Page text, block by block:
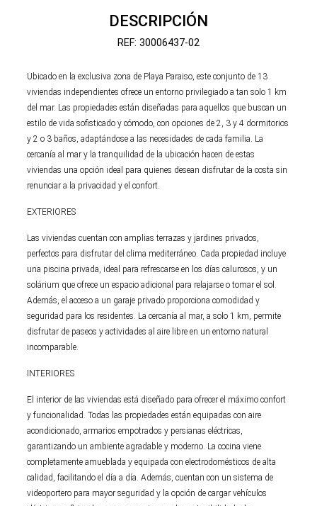
DESCRIPCIÓN
REF: 30006437-02
Ubicado en la exclusiva zona de Playa Paraiso, este conjunto de 13
viviendas independientes ofrece un entorno privilegiado a tan solo 1 km
del mar. Las propiedades están diseñadas para aquellos que buscan un
estilo de vida sofisticado y cómodo, con opciones de 2, 3 y 4 dormitorios
y 2 o 3 baños, adaptándose a las necesidades de cada familia. La
cercanía al mar y la tranquilidad de la ubicación hacen de estas
viviendas una opción ideal para quienes desean disfrutar de la costa sin
renunciar a la privacidad y el confort.
EXTERIORES
Las viviendas cuentan con amplias terrazas y jardines privados,
perfectos para disfrutar del clima mediterráneo. Cada propiedad incluye
una piscina privada, ideal para refrescarse en los días calurosos, y un
solárium que ofrece un espacio adicional para relajarse o tomar el sol.
Además, el acceso a un garaje privado proporciona comodidad y
seguridad para los residentes. La cercanía al mar, a solo 1 km, permite
disfrutar de paseos y actividades al aire libre en un entorno natural
incomparable.
INTERIORES
El interior de las viviendas está diseñado para ofrecer el máximo confort
y funcionalidad. Todas las propiedades están equipadas con aire
acondicionado, armarios empotrados y persianas eléctricas,
garantizando un ambiente agradable y moderno. La cocina viene
completamente amueblada y equipada con electrodomésticos de alta
calidad, facilitando el día a día. Además, cuentan con un sistema de
videoportero para mayor seguridad y la opción de cargar vehículos